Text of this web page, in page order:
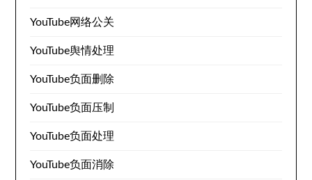
YouTube网络公关
YouTube舆情处理
YouTube负面删除
YouTube负面压制
YouTube负面处理
YouTube负面消除